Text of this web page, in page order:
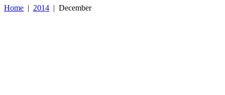
Home | 2014 | December